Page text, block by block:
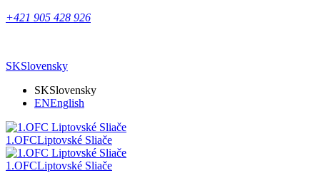
+421 905 428 926
SKSlovensky
SKSlovensky
ENEnglish
1.OFCLiptovské Sliače
1.OFCLiptovské Sliače